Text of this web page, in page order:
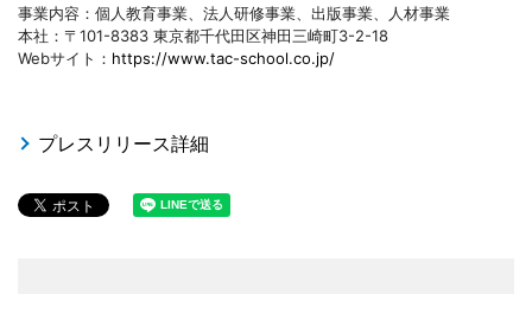
事業内容：個人教育事業、法人研修事業、出版事業、人材事業
本社：〒101-8383 東京都千代田区神田三崎町3-2-18
Webサイト： https://www.tac-school.co.jp/
プレスリリース詳細